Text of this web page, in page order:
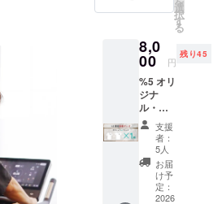
替え、
カウン
セリン
グを
含） 住
所：東
京都渋
谷区宇
田川町
3-10 い
ちご
フィエ
なたの
中の輝
もう一
度呼び
覚ます2
周年記
念祭。
⸻ 2
周年を
迎え
る％5（
パー
ファイ
ブ）
が、
選
択
す
る
8,0
00 円
残り45
%5 オリ
ジナ
ル・ポ
ロシャ
ツ×1
シャツ
×1 ポロ
シャツ
サイ
支援
者：
5人
お届
け予
定：
2026